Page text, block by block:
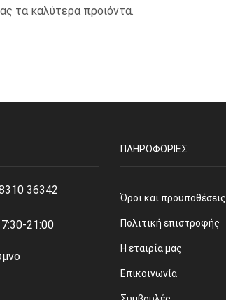
τα καλύτερα προιόντα.
36342
21:00
ΠΛΗΡΟΦΟΡΊΕΣ
Όροι και προϋποθέσεις
Πολιτική επιστροφής
Η εταιρία μας
Επικοινωνία